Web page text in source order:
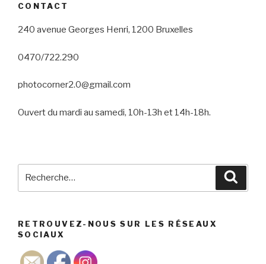
CONTACT
240 avenue Georges Henri, 1200 Bruxelles
0470/722.290
photocorner2.0@gmail.com
Ouvert du mardi au samedi, 10h-13h et 14h-18h.
RETROUVEZ-NOUS SUR LES RÉSEAUX
SOCIAUX